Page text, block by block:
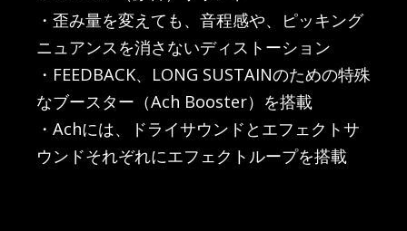
・歪み量を変えても、音程感や、ピッキング
ニュアンスを消さないディストーション
・FEEDBACK、LONG SUSTAINのための特殊
なブースター（Ach Booster）を搭載
・Achには、ドライサウンドとエフェクトサ
ウンドそれぞれにエフェクトループを搭載